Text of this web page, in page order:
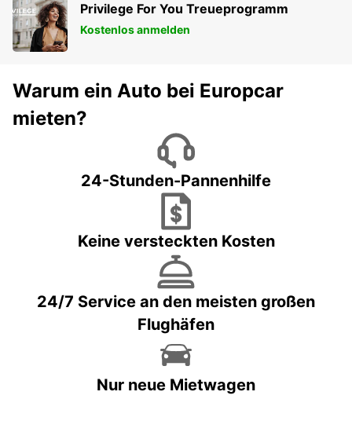
Privilege For You Treueprogramm
Kostenlos anmelden
Warum ein Auto bei Europcar
mieten?
24-Stunden-Pannenhilfe
Keine versteckten Kosten
24/7 Service an den meisten großen
Flughäfen
Nur neue Mietwagen